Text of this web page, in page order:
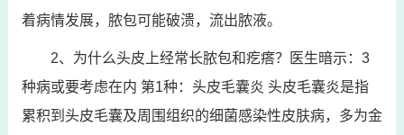
着病情发展，脓包可能破溃，流出脓液。
2、为什么头皮上经常长脓包和疙瘩？医生暗示：3
种病或要考虑在内 第1种：头皮毛囊炎 头皮毛囊炎是指
累积到头皮毛囊及周围组织的细菌感染性皮肤病，多为金